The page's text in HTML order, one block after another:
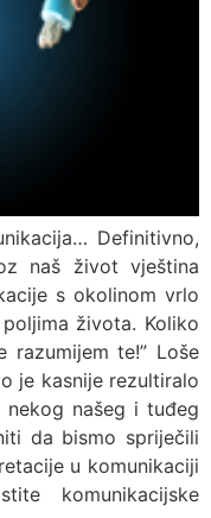
Definitivno,
naš život vještina
s okolinom vrlo
života. Koliko
razumijem te!” Loše
je kasnije rezultiralo
našeg i tuđeg
da bismo spriječili
u komunikaciji
komunikacijske